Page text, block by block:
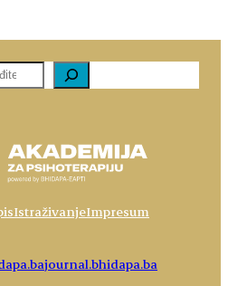
IstraživanjeImpresum
journal.bhidapa.ba